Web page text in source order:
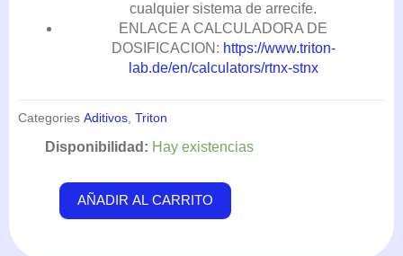
cualquier sistema de arrecife.
ENLACE A CALCULADORA DE
DOSIFICACION: https://www.triton-
lab.de/en/calculators/rtnx-stnx
Categories Aditivos Triton
Disponibilidad: Hay existencias
Cya-
100ml
AÑADIR AL CARRITO